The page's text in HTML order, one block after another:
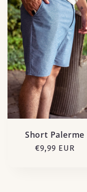
e
c
t
i
o
n Short Palerme
Prix
€9,99 EUR